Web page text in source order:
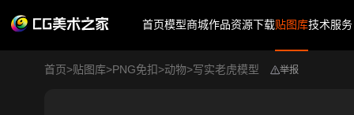
首页模型商城作品资源下载贴图库技术服务
首页>贴图库>PNG免扣>动物>写实老虎模型 举报